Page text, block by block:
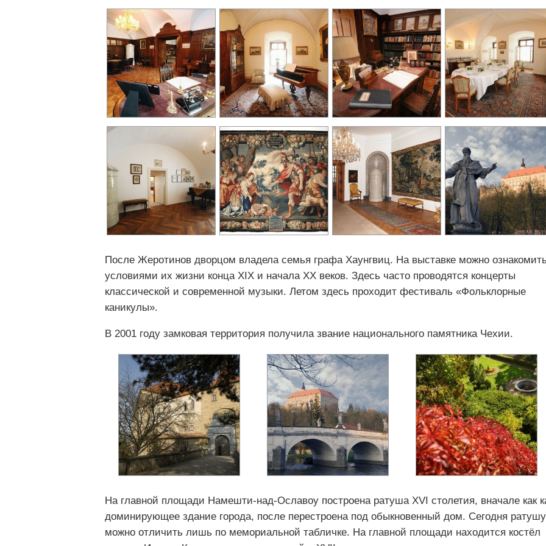
После Жеротинов дворцом владела семья графа Хаунгвиц. На выставке можно
условиями их жизни конца XIX и начала XX веков. Здесь часто проводятся концерты
классической и современной музыки. Летом здесь проходит фестиваль «Фольклорные
каникулы».
В 2001 году замковая территория получила звание национального памятника Чехии.
На главной площади Намешти-над-Ославоу построена ратуша XVI столетия, вначале как
доминирующее здание города, после перестроена под обыкновенный дом. Сегодня ратушу
можно отличить лишь по мемориальной табличке. На главной площади находится костёл